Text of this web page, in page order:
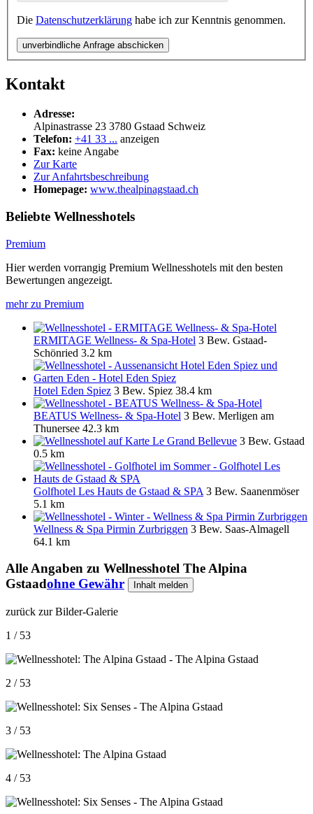
Die Datenschutzerklärung habe ich zur Kenntnis genommen.
unverbindliche Anfrage abschicken
Kontakt
Adresse:
Alpinastrasse 23 3780 Gstaad Schweiz
Telefon: +41 33 ... anzeigen
Fax: keine Angabe
Zur Karte
Zur Anfahrtsbeschreibung
Homepage: www.thealpinagstaad.ch
Beliebte Wellnesshotels
Premium
Hier werden vorrangig Premium Wellnesshotels mit den besten
Bewertungen angezeigt.
mehr zu Premium
ERMITAGE Wellness- & Spa-Hotel 3 Bew. Gstaad-
Schönried 3.2 km
Hotel Eden Spiez 3 Bew. Spiez 38.4 km
BEATUS Wellness- & Spa-Hotel 3 Bew. Merligen am
Thunersee 42.3 km
Le Grand Bellevue 3 Bew. Gstaad
0.5 km
Golfhotel Les Hauts de Gstaad & SPA 3 Bew. Saanenmöser
5.1 km
Wellness & Spa Pirmin Zurbriggen 3 Bew. Saas-Almagell
64.1 km
Alle Angaben zu Wellnesshotel The Alpina
Gstaadohne Gewähr Inhalt melden
zurück zur Bilder-Galerie
1 / 53
2 / 53
3 / 53
4 / 53